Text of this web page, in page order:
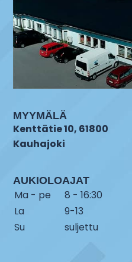
MYYMÄLÄ
Kenttätie 10, 61800
Kauhajoki
AUKIOLOAJAT
Ma - pe
8 - 16:30
La
9-13
Su
suljettu